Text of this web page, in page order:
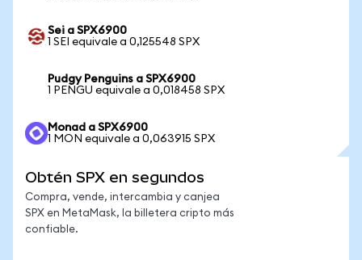
Sei a SPX6900
1 SEI equivale a 0,125548 SPX
Pudgy Penguins a SPX6900
1 PENGU equivale a 0,018458 SPX
Monad a SPX6900
1 MON equivale a 0,063915 SPX
Obtén SPX en segundos
Compra, vende, intercambia y canjea
SPX en MetaMask, la billetera cripto más
confiable.